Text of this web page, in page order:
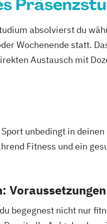
absolvierst du
Wochenende statt.
Austausch mit
unbedingt in
Fitness und ein
begegnest nicht nur